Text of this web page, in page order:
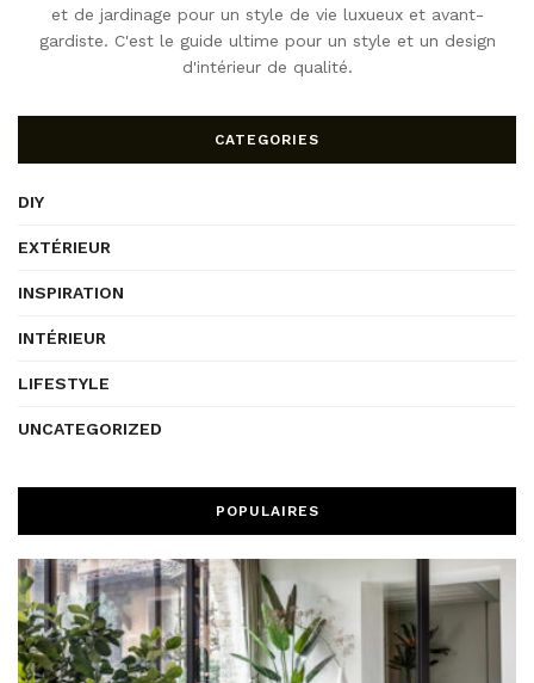
et de jardinage pour un style de vie luxueux et avant-
gardiste. C'est le guide ultime pour un style et un design
d'intérieur de qualité.
CATEGORIES
DIY
EXTÉRIEUR
INSPIRATION
INTÉRIEUR
LIFESTYLE
UNCATEGORIZED
POPULAIRES